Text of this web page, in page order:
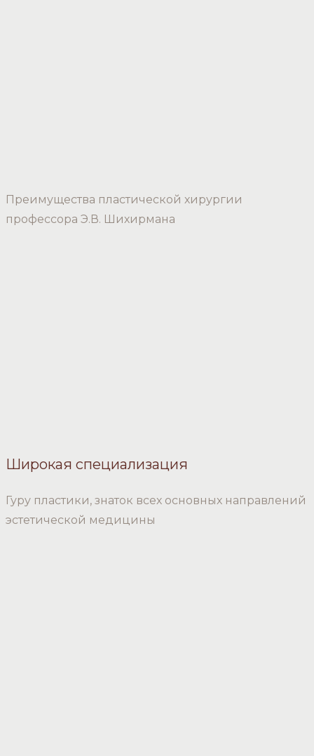
Преимущества пластической хирургии
профессора Э.В. Шихирмана
Широкая специализация
Гуру пластики, знаток всех основных направлений
эстетической медицины